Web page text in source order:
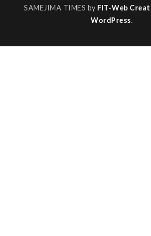
SAMEJIMA TIMES by FIT-Web
WordPress.